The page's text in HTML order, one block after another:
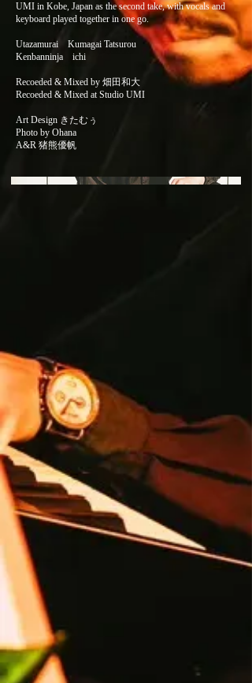
UMI in Kobe, Japan as the second take, with vocals and
keyboard played together in one go.
Utazamurai Kumagai Tatsurou
Kenbanninja ichi
Recoeded & Mixed by 畑田和大
Recoeded & Mixed at Studio UMI
Art Design きたむぅ
Photo by Ohana
A&R 猪熊優帆